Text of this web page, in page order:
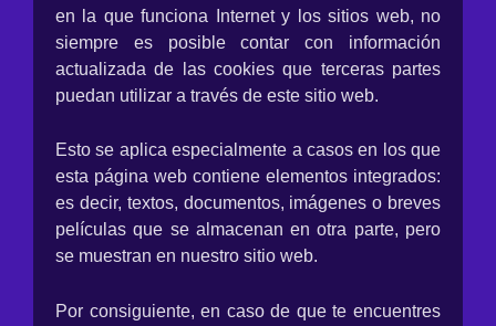
en la que funciona Internet y los sitios web, no
siempre es posible contar con información
actualizada de las cookies que terceras partes
puedan utilizar a través de este sitio web.
Esto se aplica especialmente a casos en los que
esta página web contiene elementos integrados:
es decir, textos, documentos, imágenes o breves
películas que se almacenan en otra parte, pero
se muestran en nuestro sitio web.
Por consiguiente, en caso de que te encuentres